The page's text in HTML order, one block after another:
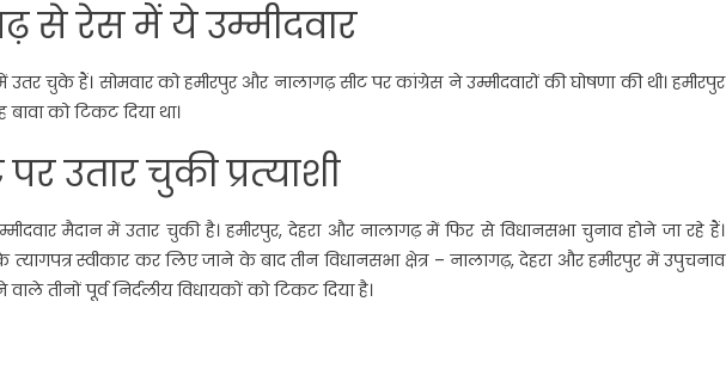
से रेस में ये उम्‍मीदवार
उतर चुके हैं। सोमवार को हमीरपुर और नालागढ़ सीट पर कांग्रेस ने उम्‍मीदवारों की घोषणा की थी। हमीरपुर
बावा को टिकट दिया था।
उतार चुकी प्रत्‍याशी
मैदान में उतार चुकी है। हमीरपुर, देहरा और नालागढ़ में फिर से विधानसभा चुनाव होने जा रहे हैं।
त्‍यागपत्र स्‍वीकार कर लिए जाने के बाद तीन विधानसभा क्षेत्र – नालागढ़, देहरा और हमीरपुर में उपुचनाव
तीनों पूर्व निर्दलीय विधायकों को टिकट दिया है।